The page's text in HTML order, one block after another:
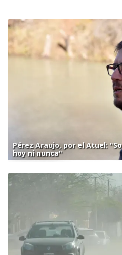
Pérez Araujo, por el Atuel:
hoy ni nunca"